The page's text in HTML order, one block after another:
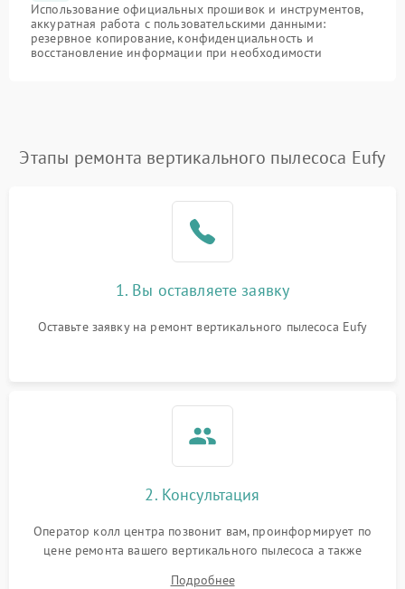
Использование официальных прошивок и инструментов,
аккуратная работа с пользовательскими данными:
резервное копирование, конфиденциальность и
восстановление информации при необходимости
Этапы ремонта вертикального пылесоса Eufy
1. Вы оставляете заявку
Оставьте заявку на ремонт вертикального пылесоса Eufy
2. Консультация
Оператор колл центра позвонит вам, проинформирует по
цене ремонта вашего вертикального пылесоса а также
Подробнее